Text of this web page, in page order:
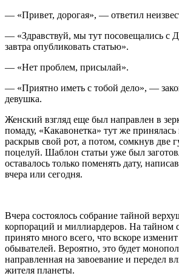
— «Привет, дорогая», — ответил
— «Здравствуй, мы тут посовещались с
завтра опубликовать статью».
— «Нет проблем, присылай».
— «Приятно иметь с тобой дело», —
девушка.
Женский взгляд еще был направлен в
помаду, «Какавонетка» тут же принялась
раскрыв свой рот, а потом, сомкнув две
поцелуй. Шаблон статьи уже был
оставалось только поменять дату,
вчера или сегодня.
Вчера состоялось собрание тайной
корпораций и миллиардеров. На тайном
принято много всего, что вскоре
обывателей. Вероятно, это будет
направленная на завоевание и передел
жителя планеты.